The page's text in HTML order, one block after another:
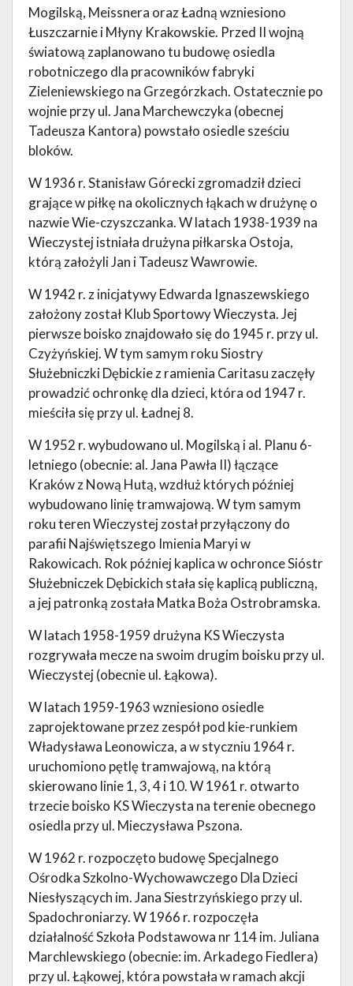
Mogilską, Meissnera oraz Ładną wzniesiono
Łuszczarnie i Młyny Krakowskie. Przed II wojną
światową zaplanowano tu budowę osiedla
robotniczego dla pracowników fabryki
Zieleniewskiego na Grzegórzkach. Ostatecznie po
wojnie przy ul. Jana Marchewczyka (obecnej
Tadeusza Kantora) powstało osiedle sześciu
bloków.
W 1936 r. Stanisław Górecki zgromadził dzieci
grające w piłkę na okolicznych łąkach w drużynę o
nazwie Wie-czyszczanka. W latach 1938-1939 na
Wieczystej istniała drużyna piłkarska Ostoja,
którą założyli Jan i Tadeusz Wawrowie.
W 1942 r. z inicjatywy Edwarda Ignaszewskiego
założony został Klub Sportowy Wieczysta. Jej
pierwsze boisko znajdowało się do 1945 r. przy ul.
Czyżyńskiej. W tym samym roku Siostry
Służebniczki Dębickie z ramienia Caritasu zaczęły
prowadzić ochronkę dla dzieci, która od 1947 r.
mieściła się przy ul. Ładnej 8.
W 1952 r. wybudowano ul. Mogilską i al. Planu 6-
letniego (obecnie: al. Jana Pawła II) łączące
Kraków z Nową Hutą, wzdłuż których później
wybudowano linię tramwajową. W tym samym
roku teren Wieczystej został przyłączony do
parafii Najświętszego Imienia Maryi w
Rakowicach. Rok później kaplica w ochronce Sióstr
Służebniczek Dębickich stała się kaplicą publiczną,
a jej patronką została Matka Boża Ostrobramska.
W latach 1958-1959 drużyna KS Wieczysta
rozgrywała mecze na swoim drugim boisku przy ul.
Wieczystej (obecnie ul. Łąkowa).
W latach 1959-1963 wzniesiono osiedle
zaprojektowane przez zespół pod kie-runkiem
Władysława Leonowicza, a w styczniu 1964 r.
uruchomiono pętlę tramwajową, na którą
skierowano linie 1, 3, 4 i 10. W 1961 r. otwarto
trzecie boisko KS Wieczysta na terenie obecnego
osiedla przy ul. Mieczysława Pszona.
W 1962 r. rozpoczęto budowę Specjalnego
Ośrodka Szkolno-Wychowawczego Dla Dzieci
Niesłyszących im. Jana Siestrzyńskiego przy ul.
Spadochroniarzy. W 1966 r. rozpoczęła
działalność Szkoła Podstawowa nr 114 im. Juliana
Marchlewskiego (obecnie: im. Arkadego Fiedlera)
przy ul. Łąkowej, która powstała w ramach akcji